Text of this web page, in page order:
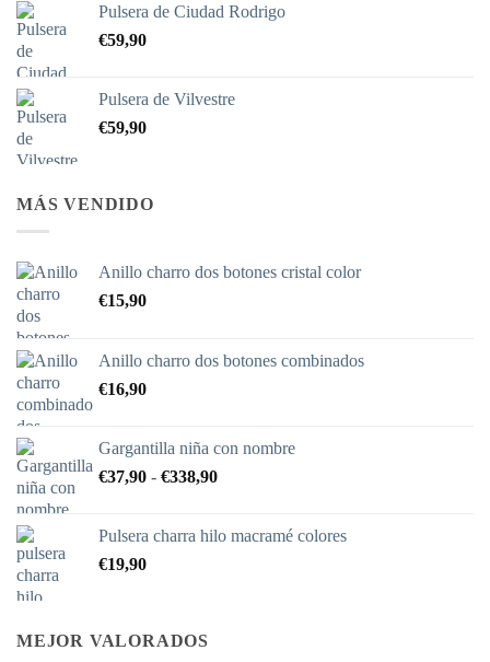
precios:
€725,70
Pulsera de Ciudad Rodrigo
€59,90
Pulsera de Vilvestre
€59,90
MÁS VENDIDO
Anillo charro dos botones cristal color
€15,90
Anillo charro dos botones combinados
€16,90
Gargantilla niña con nombre
€37,90 - €338,90Rango
desde
Pulsera charra hilo macramé colores
€19,90
MEJOR VALORADOS